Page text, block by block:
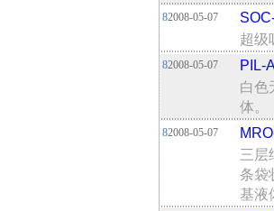
82008-05-07
超级
82008-05-07
PIL-
白色
体。
82008-05-07
三层
条袋
基液